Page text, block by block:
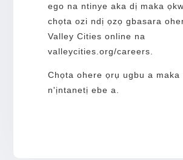
ego na ntinye aka dị maka
chọta ozi ndị ọzọ gbasara
Valley Cities online na
valleycities.org/careers.
Chọta ohere ọrụ ugbu a maka
n'ịntanetị ebe a.